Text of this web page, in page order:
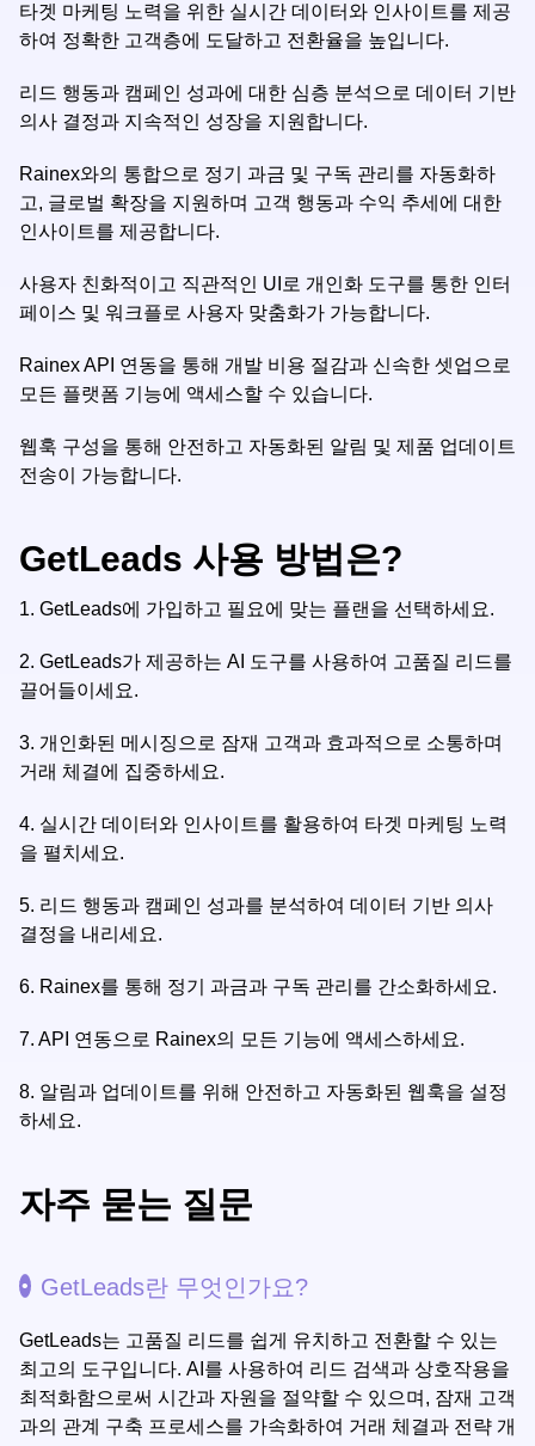
타겟 마케팅 노력을 위한 실시간 데이터와 인사이트를 제공
하여 정확한 고객층에 도달하고 전환율을 높입니다.
리드 행동과 캠페인 성과에 대한 심층 분석으로 데이터 기반
의사 결정과 지속적인 성장을 지원합니다.
Rainex와의 통합으로 정기 과금 및 구독 관리를 자동화하
고, 글로벌 확장을 지원하며 고객 행동과 수익 추세에 대한
인사이트를 제공합니다.
사용자 친화적이고 직관적인 UI로 개인화 도구를 통한 인터
페이스 및 워크플로 사용자 맞춤화가 가능합니다.
Rainex API 연동을 통해 개발 비용 절감과 신속한 셋업으로
모든 플랫폼 기능에 액세스할 수 있습니다.
웹훅 구성을 통해 안전하고 자동화된 알림 및 제품 업데이트
전송이 가능합니다.
GetLeads 사용 방법은?
1. GetLeads에 가입하고 필요에 맞는 플랜을 선택하세요.
2. GetLeads가 제공하는 AI 도구를 사용하여 고품질 리드를
끌어들이세요.
3. 개인화된 메시징으로 잠재 고객과 효과적으로 소통하며
거래 체결에 집중하세요.
4. 실시간 데이터와 인사이트를 활용하여 타겟 마케팅 노력
을 펼치세요.
5. 리드 행동과 캠페인 성과를 분석하여 데이터 기반 의사
결정을 내리세요.
6. Rainex를 통해 정기 과금과 구독 관리를 간소화하세요.
7. API 연동으로 Rainex의 모든 기능에 액세스하세요.
8. 알림과 업데이트를 위해 안전하고 자동화된 웹훅을 설정
하세요.
자주 묻는 질문
GetLeads란 무엇인가요?
GetLeads는 고품질 리드를 쉽게 유치하고 전환할 수 있는
최고의 도구입니다. AI를 사용하여 리드 검색과 상호작용을
최적화함으로써 시간과 자원을 절약할 수 있으며, 잠재 고객
과의 관계 구축 프로세스를 가속화하여 거래 체결과 전략 개